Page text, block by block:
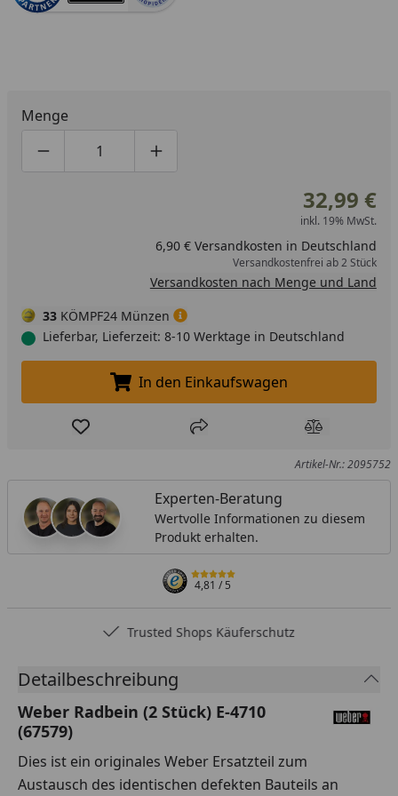
Menge
Produktmenge um eins verringern
Produktmenge manuell eingeben
Produktmenge um eins erhöhen
32,99 €
inkl. 19% MwSt.
6,90 € Versandkosten in Deutschland
Versandkostenfrei ab 2 Stück
Versandkosten nach Menge und Land
33 KÖMPF24 Münzen
Lieferbar, Lieferzeit: 8-10 Werktage in Deutschland
In den Einkaufswagen legen
In den Einkaufswagen
Produkt zur Wunschliste hinzufügen
Teilen Produkt
Artikel-Nr.: 2095752
Experten-Beratung
Wertvolle Informationen zu diesem
Produkt erhalten.
4,81/ 5
Trusted Shops Käuferschutz
Detailbeschreibung
Weber Radbein (2 Stück) E-4710
(67579)
Dies ist ein originales Weber Ersatzteil zum
Austausch des identischen defekten Bauteils an